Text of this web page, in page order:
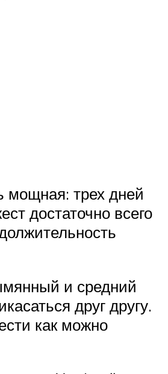
мощная: трех дней
достаточно всего
и средний
друг другу.
как можно